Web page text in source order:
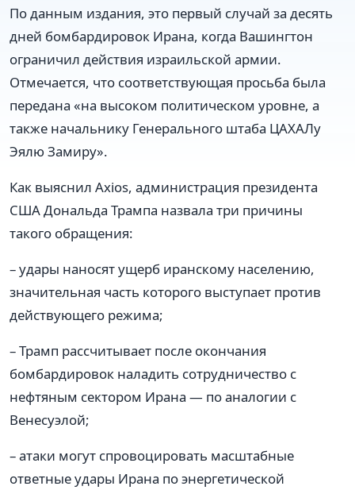
По данным издания, это первый случай за десять
дней бомбардировок Ирана, когда Вашингтон
ограничил действия израильской армии.
Отмечается, что соответствующая просьба была
передана «на высоком политическом уровне, а
также начальнику Генерального штаба ЦАХАЛу
Эялю Замиру».
Как выяснил Axios, администрация президента
США Дональда Трампа назвала три причины
такого обращения:
– удары наносят ущерб иранскому населению,
значительная часть которого выступает против
действующего режима;
– Трамп рассчитывает после окончания
бомбардировок наладить сотрудничество с
нефтяным сектором Ирана — по аналогии с
Венесуэлой;
– атаки могут спровоцировать масштабные
ответные удары Ирана по энергетической